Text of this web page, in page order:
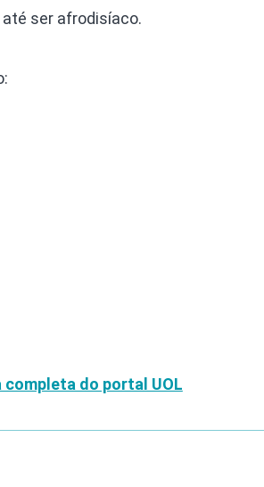
ser afrodisíaco.
completa do portal UOL